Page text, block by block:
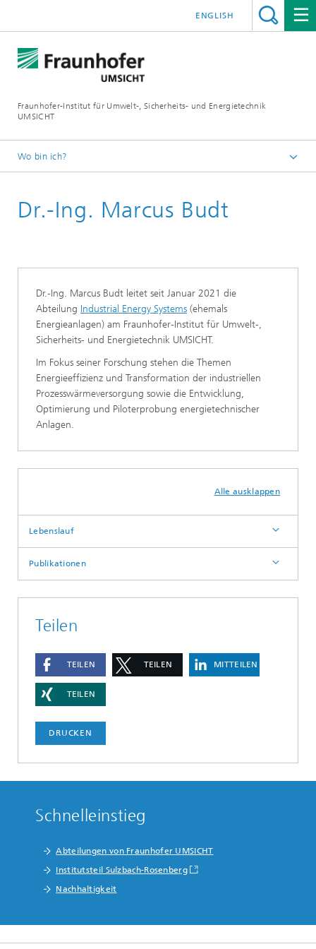
Fraunhofer-Institut für Umwelt-, Sicherheits- und Energietechnik
UMSICHT
ENGLISH
Wo bin ich?
Über uns
Dr.-Ing. Marcus Budt
Dr.-Ing. Marcus Budt leitet seit Januar 2021 die
Abteilung Industrial Energy Systems (ehemals
Energieanlagen) am Fraunhofer-Institut für Umwelt-,
Sicherheits- und Energietechnik UMSICHT.
Im Fokus seiner Forschung stehen die Themen
Energieeffizienz und Transformation der industriellen
Prozesswärmeversorgung sowie die Entwicklung,
Optimierung und Piloterprobung energietechnischer
Anlagen.
Alle ausklappen
Lebenslauf
Publikationen
Teilen
TEILEN TEILEN MITTEILEN
TEILEN
DRUCKEN
Schnelleinstieg
Abteilungen von Fraunhofer UMSICHT
Institutsteil Sulzbach-Rosenberg
Nachhaltigkeit